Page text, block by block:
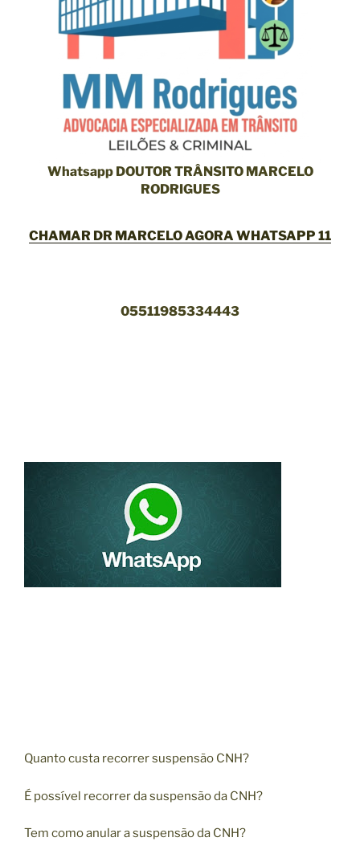
Whatsapp DOUTOR TRÂNSITO MARCELO
RODRIGUES
CHAMAR DR MARCELO AGORA WHATSAPP 11
05511985334443
Quanto custa recorrer suspensão CNH?
É possível recorrer da suspensão da CNH?
Tem como anular a suspensão da CNH?